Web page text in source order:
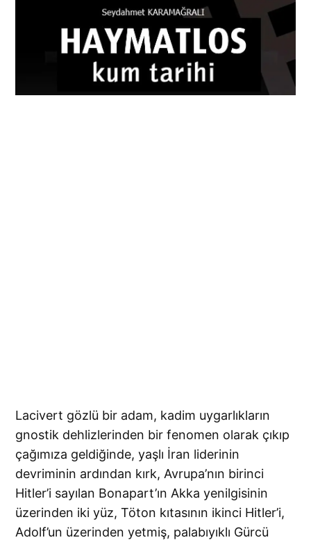
Lacivert gözlü bir adam, kadim uygarlıkların
gnostik dehlizlerinden bir fenomen olarak çıkıp
çağımıza geldiğinde, yaşlı İran liderinin
devriminin ardından kırk, Avrupa’nın birinci
Hitler’i sayılan Bonapart’ın Akka yenilgisinin
üzerinden iki yüz, Töton kıtasının ikinci Hitler’i,
Adolf’un üzerinden yetmiş, palabıyıklı Gürcü